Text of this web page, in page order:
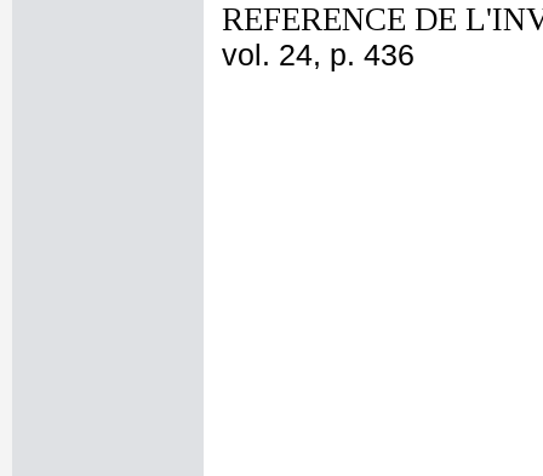
REFERENCE DE
vol. 24, p. 436